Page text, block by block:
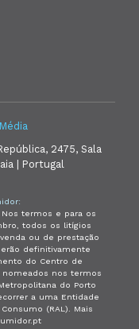
2475, Sala
| Portugal
termos e para os
todos os litígios
ou de prestação
definitivamente
do Centro de
nos termos
do Porto
a uma Entidade
(RAL). Mais